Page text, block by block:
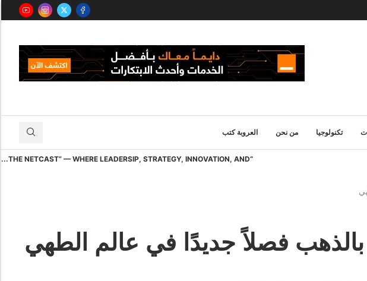
تكنولوجيا من نحن العروبة كتب
“THE NETCAST” — WHERE LEADERSIP, STRATEGY, INNOVATION, AND...
فصلاً جديدًا في عالم الطهي